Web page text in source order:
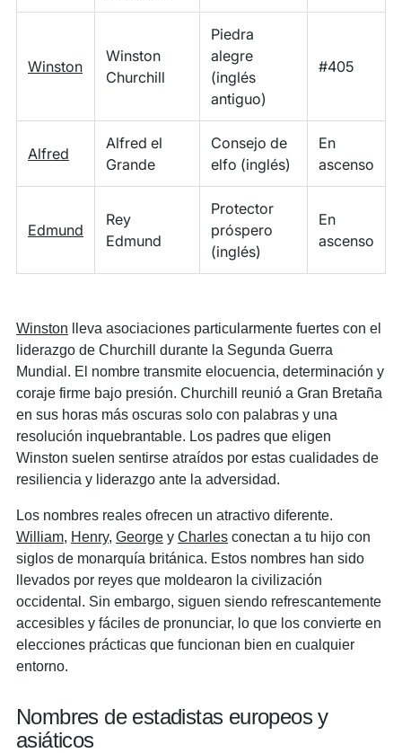
Winston
Winston
Churchill
Piedra
alegre
(inglés
antiguo)
#405
Alfred
Alfred el
Grande
Consejo de
elfo (inglés)
En
ascenso
Edmund
Rey
Edmund
Protector
próspero
(inglés)
En
ascenso
Winston lleva asociaciones particularmente fuertes con el
liderazgo de Churchill durante la Segunda Guerra
Mundial. El nombre transmite elocuencia, determinación y
coraje firme bajo presión. Churchill reunió a Gran Bretaña
en sus horas más oscuras solo con palabras y una
resolución inquebrantable. Los padres que eligen
Winston suelen sentirse atraídos por estas cualidades de
resiliencia y liderazgo ante la adversidad.
Los nombres reales ofrecen un atractivo diferente.
William, Henry, George y Charles conectan a tu hijo con
siglos de monarquía británica. Estos nombres han sido
llevados por reyes que moldearon la civilización
occidental. Sin embargo, siguen siendo refrescantemente
accesibles y fáciles de pronunciar, lo que los convierte en
elecciones prácticas que funcionan bien en cualquier
entorno.
Nombres de estadistas europeos y
asiáticos